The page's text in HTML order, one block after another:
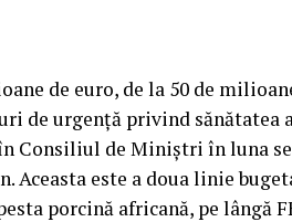
de euro, de la 50 de
de urgenţă privind
Consiliul de Miniştri în luna
Aceasta este a doua linie
porcină africană, pe lângă